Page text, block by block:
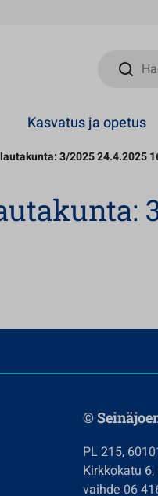
Hae
Kasvatus ja opetus
3/2025 24.4.2025
©
PL 215,
Kirkkokatu
vaihde 06